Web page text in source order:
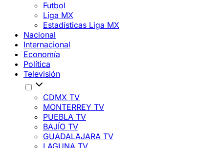
Futbol
Liga MX
Estadísticas Liga MX
Nacional
Internacional
Economía
Política
Televisión
CDMX TV
MONTERREY TV
PUEBLA TV
BAJÍO TV
GUADALAJARA TV
LAGUNA TV